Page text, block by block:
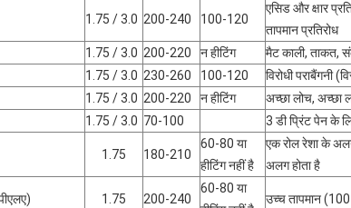
1.75 / 3.0 200-240 100-120
एसिड और क्षार
तापमान प्रतिरोध
1.75 / 3.0 200-220 न हीटिंग
मैट काली, ताकत,
1.75 / 3.0 230-260 100-120
विरोधी पराबैंगनी
1.75 / 3.0 200-220 न हीटिंग
अच्छा लोच, अच्छा
1.75 / 3.0 70-100 3 डी प्रिंट पेन के
1.75 180-210
60-80 या
हीटिंग नहीं है
एक रोल रेशा के
अलग होता है
1.75 200-240
60-80 या
उच्च तापमान